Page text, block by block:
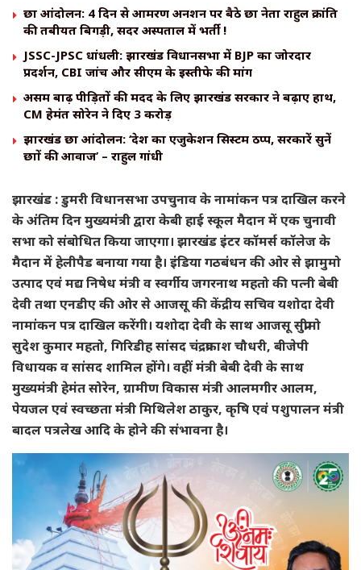
छात्र आंदोलन: 4 दिन से आमरण अनशन पर बैठे छात्र नेता राहुल क्रांति
की तबीयत बिगड़ी, सदर अस्पताल में भर्ती !
JSSC-JPSC धांधली: झारखंड विधानसभा में BJP का जोरदार
प्रदर्शन, CBI जांच और सीएम के इस्तीफे की मांग
असम बाढ़ पीड़ितों की मदद के लिए झारखंड सरकार ने बढ़ाए हाथ,
CM हेमंत सोरेन ने दिए ₹3 करोड़
झारखंड छात्र आंदोलन: ‘देश का एजुकेशन सिस्टम ठप्प, सरकारें सुनें
छात्रों की आवाज’ – राहुल गांधी
झारखंड : डुमरी विधानसभा उपचुनाव के नामांकन पत्र दाखिल करने
के अंतिम दिन मुख्यमंत्री द्वारा केबी हाई स्कूल मैदान में एक चुनावी
सभा को संबोधित किया जाएगा। झारखंड इंटर कॉमर्स कॉलेज के
मैदान में हेलीपैड बनाया गया है। इंडिया गठबंधन की ओर से झामुमो
उत्पाद एवं मद्य निषेध मंत्री व स्वर्गीय जगरनाथ महतो की पत्नी बेबी
देवी तथा एनडीए की ओर से आजसू की केंद्रीय सचिव यशोदा देवी
नामांकन पत्र दाखिल करेंगी। यशोदा देवी के साथ आजसू सुप्रीमो
सुदेश कुमार महतो, गिरिडीह सांसद चंद्रप्रकाश चौधरी, बीजेपी
विधायक व सांसद शामिल होंगे। वहीं मंत्री बेबी देवी के साथ
मुख्यमंत्री हेमंत सोरेन, ग्रामीण विकास मंत्री आलमगीर आलम,
पेयजल एवं स्वच्छता मंत्री मिथिलेश ठाकुर, कृषि एवं पशुपालन मंत्री
बादल पत्रलेख आदि के होने की संभावना है।